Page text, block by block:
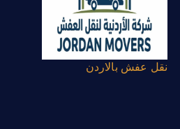
نقل عفش بالاردن